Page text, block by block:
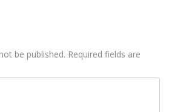
be published. Required fields are